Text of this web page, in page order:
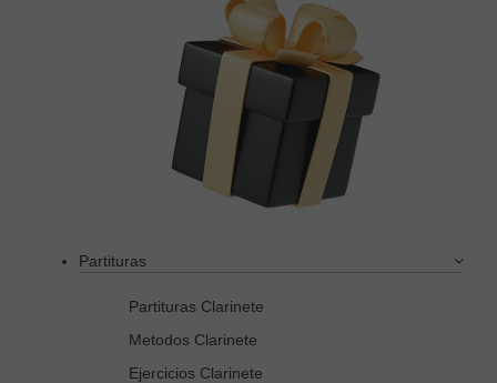
Partituras
Partituras Clarinete
Metodos Clarinete
Ejercicios Clarinete